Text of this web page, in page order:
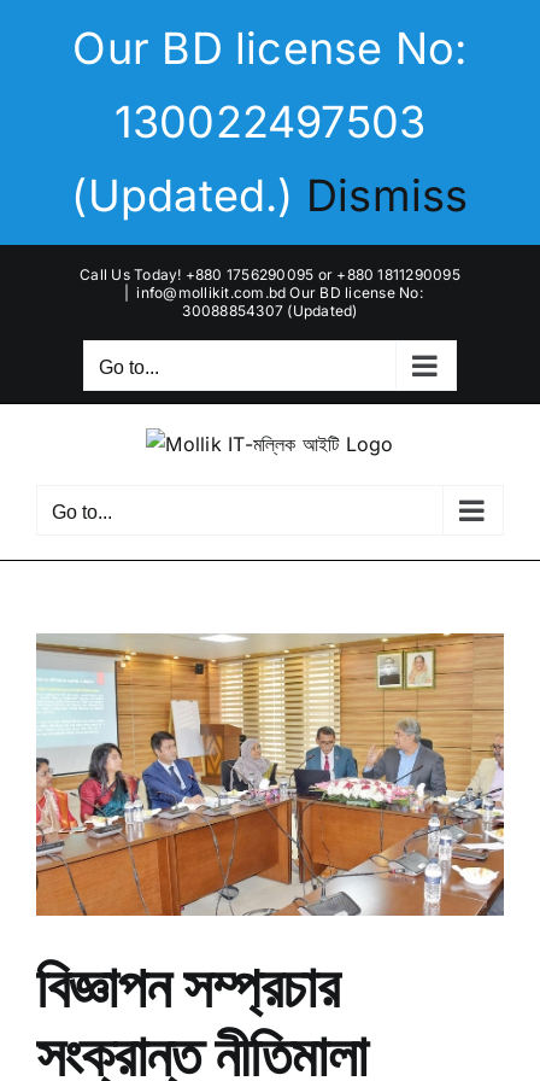
Our BD license No:
130022497503
(Updated.) Dismiss
Call Us Today! +880 1756290095 or +880 1811290095
info@mollikit.com.bd Our BD license No:
30088854307 (Updated)
Go to...
Go to...
বিজ্ঞাপন সম্প্রচার
সংক্রান্ত নীতিমালা